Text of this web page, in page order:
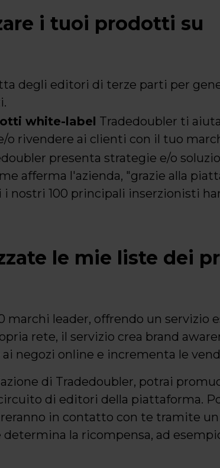
i tuoi prodotti su
degli editori di terze parti per
white-label Tradedoubler ti
o rivendere ai clienti con il tuo
presenta strategie e/o
afferma l'azienda, "grazie alla
nostri 100 principali inserzionisti
le mie liste dei
marchi leader, offrendo un servizio
rete, il servizio crea brand
negozi online e incrementa le
di Tradedoubler, potrai
di editori della piattaforma.
in contatto con te tramite
la ricompensa, ad